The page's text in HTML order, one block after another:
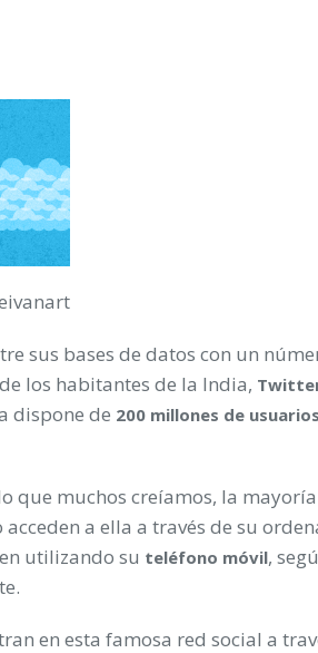
sus bases de datos con un
los habitantes de la India,
dispone de 200 millones de usuarios
que muchos creíamos, la
a ella a través de su
utilizando su teléfono móvil,
en esta famosa red social a